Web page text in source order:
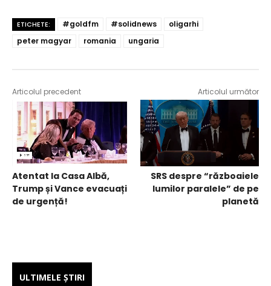
ETICHETE: #goldfm #solidnews
oligarhi
peter magyar
romania ungaria
Articolul precedent
Atentat la Casa Albă,
Trump și Vance evacuați
de urgență!
Articolul următor
SRS despre “războaiele
lumilor paralele” de pe
planetă
ULTIMELE ŞTIRI